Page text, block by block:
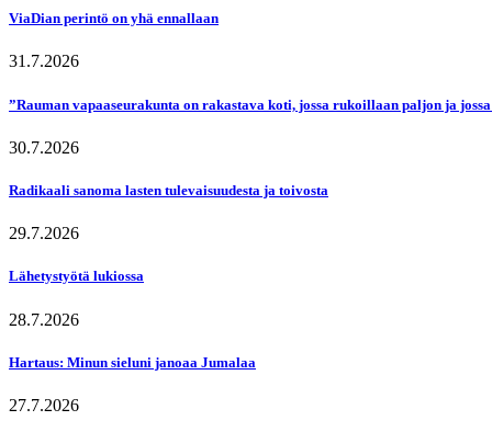
ViaDian perintö on yhä ennallaan
31.7.2026
”Rauman vapaaseurakunta on rakastava koti, jossa rukoillaan paljon ja
30.7.2026
Radikaali sanoma lasten tulevaisuudesta ja toivosta
29.7.2026
Lähetystyötä lukiossa
28.7.2026
Hartaus: Minun sieluni janoaa Jumalaa
27.7.2026